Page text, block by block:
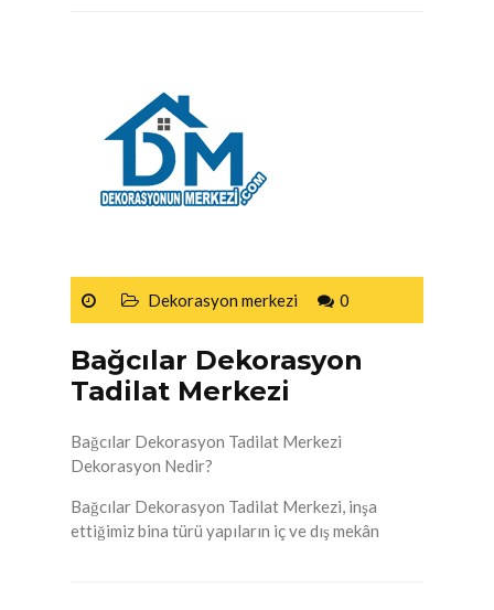
Dekorasyon merkezi 0
Bağcılar Dekorasyon
Tadilat Merkezi
Bağcılar Dekorasyon Tadilat Merkezi
Dekorasyon Nedir?
Bağcılar Dekorasyon Tadilat Merkezi, inşa
ettiğimiz bina türü yapıların iç ve dış mekân